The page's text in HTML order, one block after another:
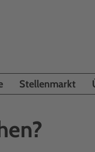
Stellenmarkt